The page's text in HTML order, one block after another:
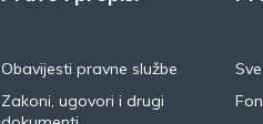
Obavijesti pravne službe
Zakoni, ugovori i drugi